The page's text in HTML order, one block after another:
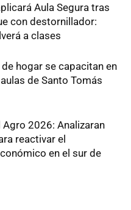
Aula Segura tras
con destornillador:
a clases
hogar se capacitan en
de Santo Tomás
Agro 2026: Analizaran
reactivar el
en el sur de